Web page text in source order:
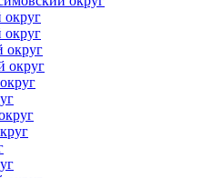
округ
округ
округ
округ